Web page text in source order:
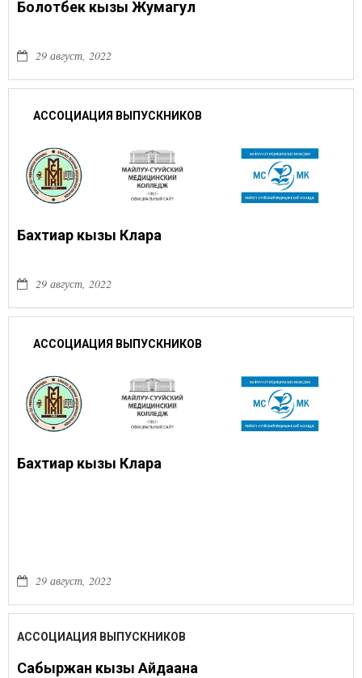
Болотбек кызы Жумагул
29 август, 2022
АССОЦИАЦИЯ ВЫПУСКНИКОВ
Бахтиар кызы Клара
29 август, 2022
АССОЦИАЦИЯ ВЫПУСКНИКОВ
Бахтиар кызы Клара
29 август, 2022
АССОЦИАЦИЯ ВЫПУСКНИКОВ
Сабыржан кызы Айдаана